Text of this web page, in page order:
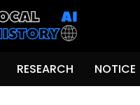
RESEARCH NOTICE